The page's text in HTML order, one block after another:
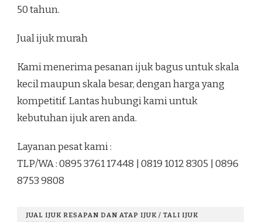
50 tahun.
Jual ijuk murah
Kami menerima pesanan ijuk bagus untuk skala
kecil maupun skala besar, dengan harga yang
kompetitif. Lantas hubungi kami untuk
kebutuhan ijuk aren anda.
Layanan pesat kami :
TLP/WA : 0895 3761 17448 | 0819 1012 8305 | 0896
8753 9808
JUAL IJUK RESAPAN DAN ATAP IJUK / TALI IJUK